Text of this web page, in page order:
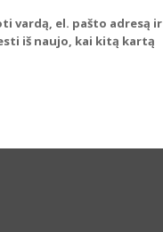
vardą, el. pašto adresą ir
iš naujo, kai kitą kartą